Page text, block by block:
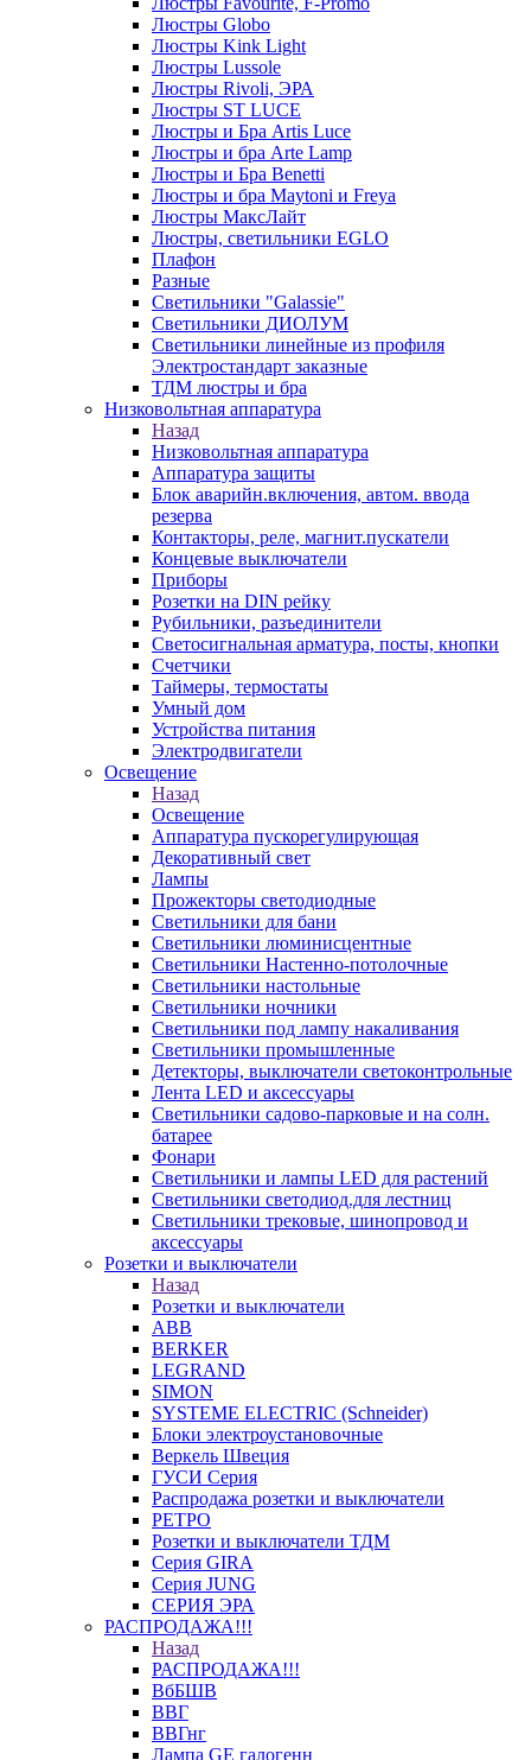
Люстры Globo
Люстры Kink Light
Люстры Lussole
Люстры Rivoli, ЭРА
Люстры ST LUCE
Люстры и Бра Artis Luce
Люстры и бра Arte Lamp
Люстры и Бра Benetti
Люстры и бра Maytoni и Freya
Люстры МаксЛайт
Люстры, светильники EGLO
Плафон
Разные
Светильники "Galassie"
Светильники ДИОЛУМ
Светильники линейные из профиля
Электростандарт заказные
ТДМ люстры и бра
Низковольтная аппаратура
Назад
Низковольтная аппаратура
Аппаратура защиты
Блок аварийн.включения, автом. ввода
резерва
Контакторы, реле, магнит.пускатели
Концевые выключатели
Приборы
Розетки на DIN рейку
Рубильники, разъединители
Светосигнальная арматура, посты, кнопки
Счетчики
Таймеры, термостаты
Умный дом
Устройства питания
Электродвигатели
Освещение
Назад
Освещение
Аппаратура пускорегулирующая
Декоративный свет
Лампы
Прожекторы светодиодные
Светильники для бани
Светильники люминисцентные
Светильники Настенно-потолочные
Светильники настольные
Светильники ночники
Светильники под лампу накаливания
Светильники промышленные
Детекторы, выключатели светоконтрольные
Лента LED и аксессуары
Светильники садово-парковые и на солн.
батарее
Фонари
Светильники и лампы LED для растений
Светильники светодиод.для лестниц
Светильники трековые, шинопровод и
аксессуары
Розетки и выключатели
Назад
Розетки и выключатели
ABB
BERKER
LEGRAND
SIMON
SYSTEME ELECTRIC (Schneider)
Блоки электроустановочные
Веркель Швеция
ГУСИ Серия
Распродажа розетки и выключатели
РЕТРО
Розетки и выключатели ТДМ
Серия GIRA
Серия JUNG
СЕРИЯ ЭРА
РАСПРОДАЖА!!!
Назад
РАСПРОДАЖА!!!
ВбБШВ
ВВГ
ВВГнг
Лампа GE галогенн